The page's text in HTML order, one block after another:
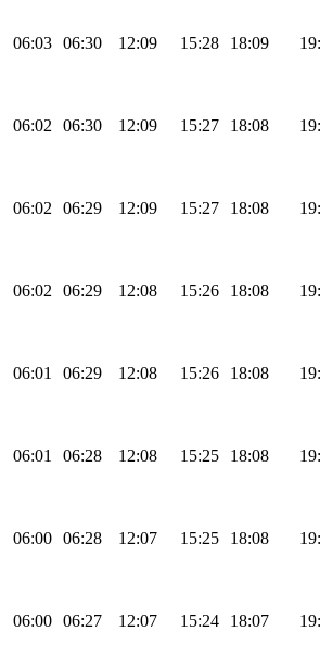
06:03 06:30 12:09 15:28 18:09
06:02 06:30 12:09 15:27 18:08
06:02 06:29 12:09 15:27 18:08
06:02 06:29 12:08 15:26 18:08
06:01 06:29 12:08 15:26 18:08
06:01 06:28 12:08 15:25 18:08
06:00 06:28 12:07 15:25 18:08
06:00 06:27 12:07 15:24 18:07